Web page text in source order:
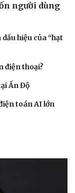
người dùng
hiệu của “hạt
điện thoại?
Ấn Độ
toán AI lớn